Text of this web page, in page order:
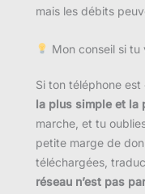
mais les débits
Mon conseil si tu
Si ton téléphone est
la plus simple et la
marche, et tu
petite marge de
téléchargées,
réseau n’est pas